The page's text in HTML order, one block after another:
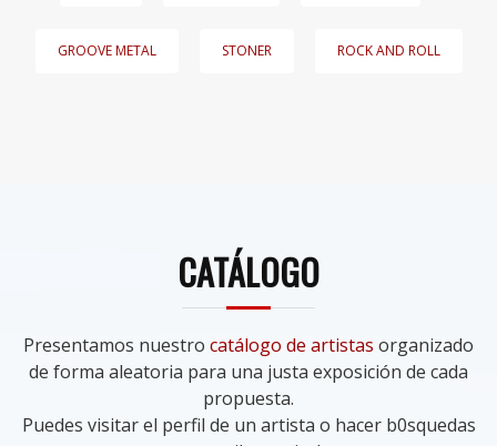
GROOVE METAL STONER ROCK AND ROLL
CATÁLOGO
Presentamos nuestro catálogo de artistas organizado
de forma aleatoria para una justa exposición de cada
propuesta.
Puedes visitar el perfil de un artista o hacer b0squedas